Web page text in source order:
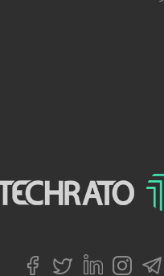
تلگراماینستاگرام
لینکداینتوییترفیسبوک